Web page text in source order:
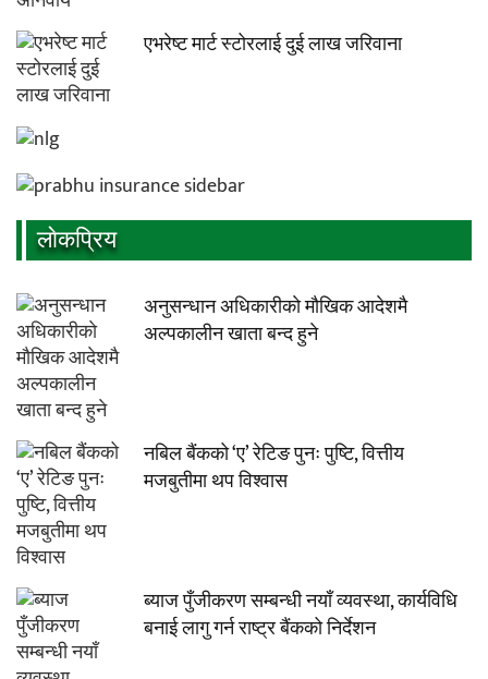
एभरेष्ट मार्ट स्टोरलाई दुई लाख जरिवाना
लाेकप्रिय
अनुसन्धान अधिकारीकाे माैखिक आदेशमै
अल्पकालीन खाता बन्द हुने
नबिल बैंकको ‘ए’ रेटिङ पुनः पुष्टि, वित्तीय
मजबुतीमा थप विश्वास
ब्याज पुँजीकरण सम्बन्धी नयाँ व्यवस्था, कार्यविधि
बनाई लागु गर्न राष्ट्र बैंकको निर्देशन